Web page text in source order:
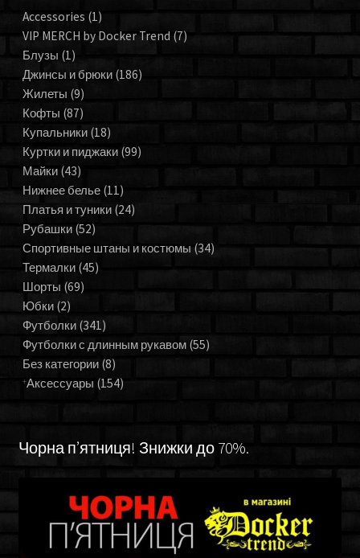
Accessories (1)
VIP MERCH by Docker Trend (7)
Блузы (1)
Джинсы и брюки (186)
Жилеты (9)
Кофты (87)
Купальники (18)
Куртки и пиджаки (99)
Майки (43)
Нижнее белье (11)
Платья и туники (24)
Рубашки (52)
Спортивные штаны и костюмы (34)
Термалки (45)
Шорты (69)
Юбки (2)
Футболки (341)
Футболки с длинным рукавом (55)
Без категории (8)
Аксессуары (154)
Чорна п’ятниця! Знижки до 70%.